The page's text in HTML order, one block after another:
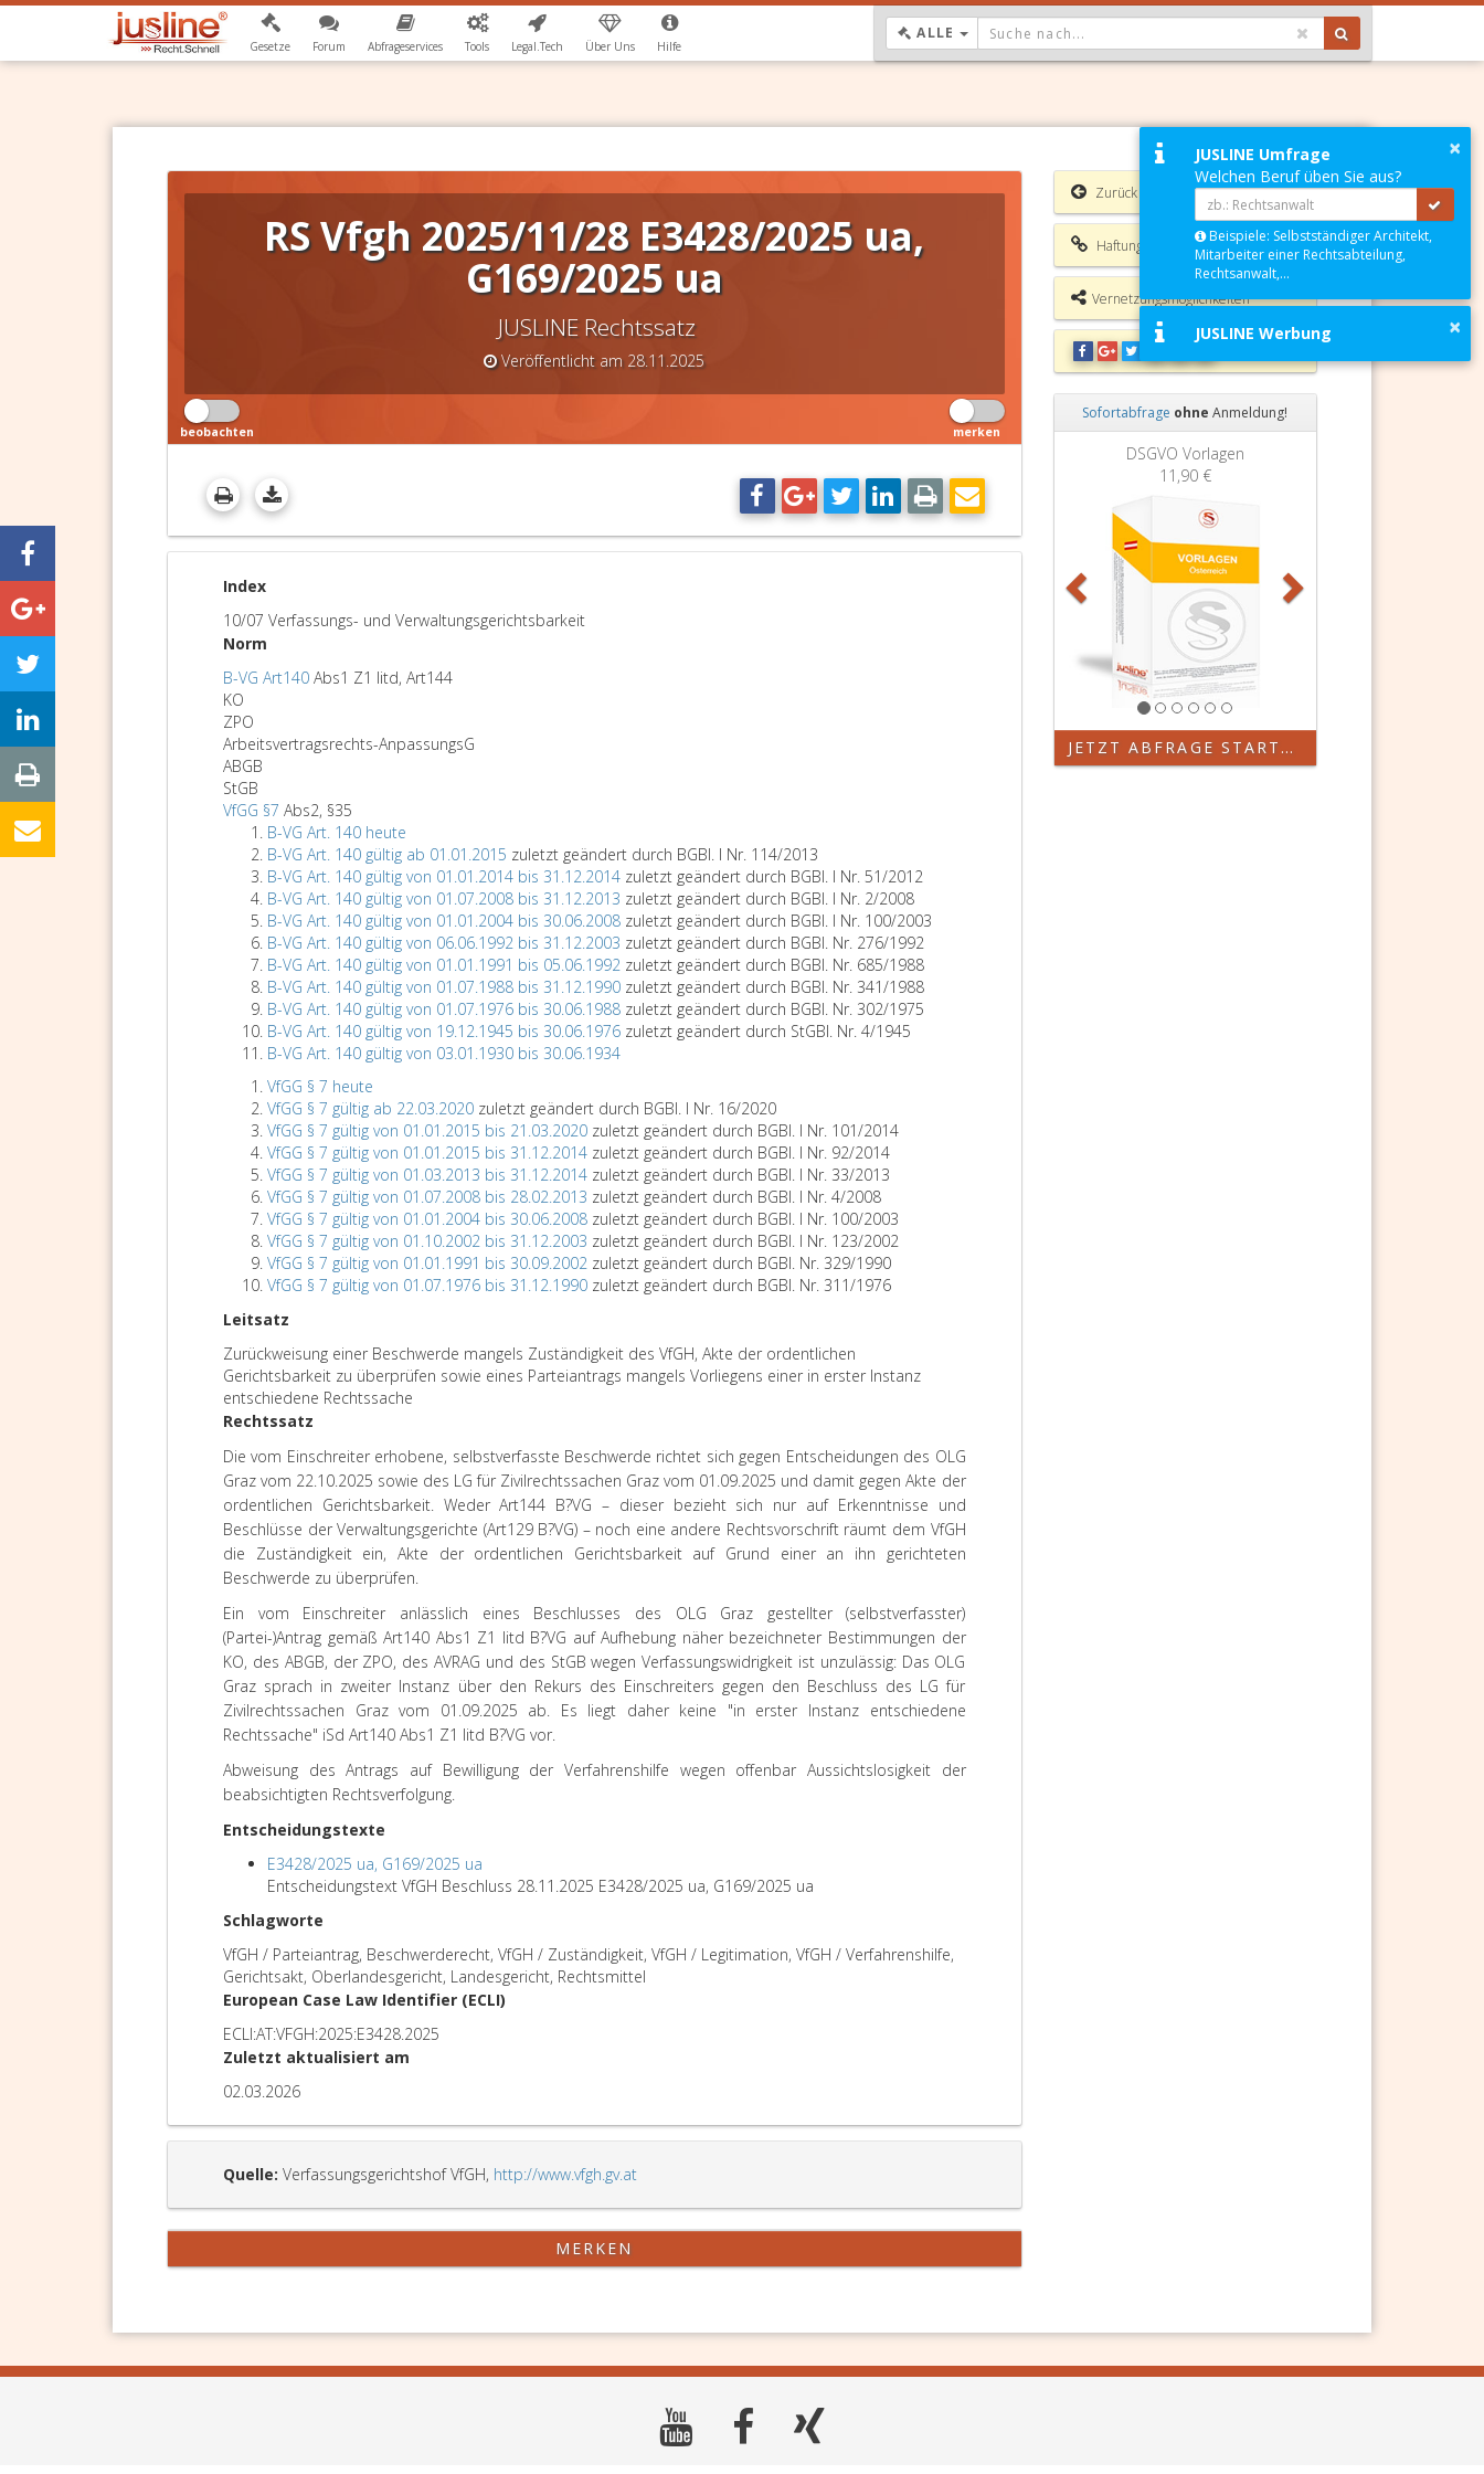
Gesetze Forum Abfrageservices Tools Legal.Tech Über Uns Hilfe
ALLE DROPDOWN: GEWÄHLTER WERT IST ALLE
RS Vfgh 2025/11/28 E3428/2025 ua,
G169/2025 ua
JUSLINE Rechtssatz
Veröffentlicht am 28.11.2025
beobachten merken
Index
10/07 Verfassungs- und Verwaltungsgerichtsbarkeit
Norm
B-VG Art140 Abs1 Z1 litd, Art144
KO
ZPO
Arbeitsvertragsrechts-AnpassungsG
ABGB
StGB
VfGG §7 Abs2, §35
B-VG Art. 140 heute
B-VG Art. 140 gültig ab 01.01.2015 zuletzt geändert durch BGBl. I Nr. 114/2013
B-VG Art. 140 gültig von 01.01.2014 bis 31.12.2014 zuletzt geändert durch BGBl. I Nr. 51/2012
B-VG Art. 140 gültig von 01.07.2008 bis 31.12.2013 zuletzt geändert durch BGBl. I Nr. 2/2008
B-VG Art. 140 gültig von 01.01.2004 bis 30.06.2008 zuletzt geändert durch BGBl. I Nr. 100/2003
B-VG Art. 140 gültig von 06.06.1992 bis 31.12.2003 zuletzt geändert durch BGBl. Nr. 276/1992
B-VG Art. 140 gültig von 01.01.1991 bis 05.06.1992 zuletzt geändert durch BGBl. Nr. 685/1988
B-VG Art. 140 gültig von 01.07.1988 bis 31.12.1990 zuletzt geändert durch BGBl. Nr. 341/1988
B-VG Art. 140 gültig von 01.07.1976 bis 30.06.1988 zuletzt geändert durch BGBl. Nr. 302/1975
B-VG Art. 140 gültig von 19.12.1945 bis 30.06.1976 zuletzt geändert durch StGBl. Nr. 4/1945
B-VG Art. 140 gültig von 03.01.1930 bis 30.06.1934
VfGG § 7 heute
VfGG § 7 gültig ab 22.03.2020 zuletzt geändert durch BGBl. I Nr. 16/2020
VfGG § 7 gültig von 01.01.2015 bis 21.03.2020 zuletzt geändert durch BGBl. I Nr. 101/2014
VfGG § 7 gültig von 01.01.2015 bis 31.12.2014 zuletzt geändert durch BGBl. I Nr. 92/2014
VfGG § 7 gültig von 01.03.2013 bis 31.12.2014 zuletzt geändert durch BGBl. I Nr. 33/2013
VfGG § 7 gültig von 01.07.2008 bis 28.02.2013 zuletzt geändert durch BGBl. I Nr. 4/2008
VfGG § 7 gültig von 01.01.2004 bis 30.06.2008 zuletzt geändert durch BGBl. I Nr. 100/2003
VfGG § 7 gültig von 01.10.2002 bis 31.12.2003 zuletzt geändert durch BGBl. I Nr. 123/2002
VfGG § 7 gültig von 01.01.1991 bis 30.09.2002 zuletzt geändert durch BGBl. Nr. 329/1990
VfGG § 7 gültig von 01.07.1976 bis 31.12.1990 zuletzt geändert durch BGBl. Nr. 311/1976
Leitsatz
Zurückweisung einer Beschwerde mangels Zuständigkeit des VfGH, Akte der ordentlichen
Gerichtsbarkeit zu überprüfen sowie eines Parteiantrags mangels Vorliegens einer in erster Instanz
entschiedene Rechtssache
Rechtssatz
Die vom Einschreiter erhobene, selbstverfasste Beschwerde richtet sich gegen Entscheidungen des OLG
Graz vom 22.10.2025 sowie des LG für Zivilrechtssachen Graz vom 01.09.2025 und damit gegen Akte der
ordentlichen Gerichtsbarkeit. Weder Art144 B?VG – dieser bezieht sich nur auf Erkenntnisse und
Beschlüsse der Verwaltungsgerichte (Art129 B?VG) – noch eine andere Rechtsvorschrift räumt dem VfGH
die Zuständigkeit ein, Akte der ordentlichen Gerichtsbarkeit auf Grund einer an ihn gerichteten
Beschwerde zu überprüfen.
Ein vom Einschreiter anlässlich eines Beschlusses des OLG Graz gestellter (selbstverfasster)
(Partei-)Antrag gemäß Art140 Abs1 Z1 litd B?VG auf Aufhebung näher bezeichneter Bestimmungen der
KO, des ABGB, der ZPO, des AVRAG und des StGB wegen Verfassungswidrigkeit ist unzulässig: Das OLG
Graz sprach in zweiter Instanz über den Rekurs des Einschreiters gegen den Beschluss des LG für
Zivilrechtssachen Graz vom 01.09.2025 ab. Es liegt daher keine "in erster Instanz entschiedene
Rechtssache" iSd Art140 Abs1 Z1 litd B?VG vor.
Abweisung des Antrags auf Bewilligung der Verfahrenshilfe wegen offenbar Aussichtslosigkeit der
beabsichtigten Rechtsverfolgung.
Entscheidungstexte
E3428/2025 ua, G169/2025 ua
Entscheidungstext VfGH Beschluss 28.11.2025 E3428/2025 ua, G169/2025 ua
Schlagworte
VfGH / Parteiantrag, Beschwerderecht, VfGH / Zuständigkeit, VfGH / Legitimation, VfGH / Verfahrenshilfe,
Gerichtsakt, Oberlandesgericht, Landesgericht, Rechtsmittel
European Case Law Identifier (ECLI)
ECLI:AT:VFGH:2025:E3428.2025
Zuletzt aktualisiert am
02.03.2026
Quelle: Verfassungsgerichtshof VfGH, http://www.vfgh.gv.at
MERKEN
Zurück
Haftungsausschluss
Vernetzungsmöglichkeiten
Sofortabfrage ohne Anmeldung!
DSGVO Vorlagen
11,90 €
Zurück
JETZT ABFRAGE STARTEN
×
JUSLINE Umfrage
Welchen Beruf üben Sie aus?
Beispiele: Selbstständiger Architekt,
Mitarbeiter einer Rechtsabteilung,
Rechtsanwalt,...
×
JUSLINE Werbung